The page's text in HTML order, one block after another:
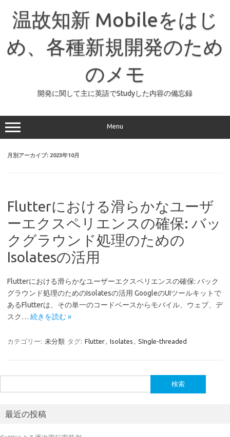
温故知新 Mobileをはじ
め、各種新規開発のため
のメモ
開発に関して主に英語でStudyした内容の備忘録
Menu
月別アーカイブ: 2023年10月
Flutterにおける滑らかなユーザ
ーエクスペリエンスの確保: バッ
クグラウンド処理のための
Isolatesの活用
Flutterにおける滑らかなユーザーエクスペリエンスの確保: バック
グラウンド処理のためのIsolatesの活用 GoogleのUIツールキットで
あるFlutterは、その単一のコードベースからモバイル、ウェブ、デ
スク… 続きを読む »
カテゴリー: 未分類 タグ: Flutter, Isolates , SIngle-threaded
索:
最近の投稿